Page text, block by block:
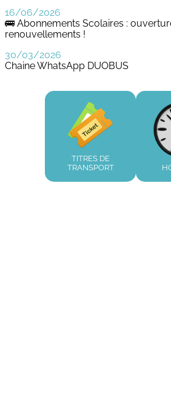
16/06/2026
🚌 Abonnements Scolaires :
renouvellements !
30/03/2026
Chaine WhatsApp DUOBUS
TITRES DE
TRANSPORT